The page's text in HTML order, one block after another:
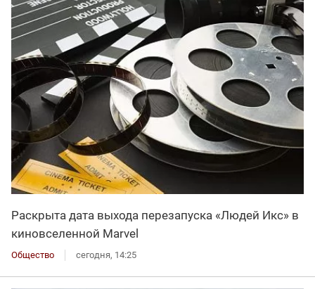
Раскрыта дата выхода перезапуска «Людей Икс» в
киновселенной Marvel
Общество сегодня, 14:25